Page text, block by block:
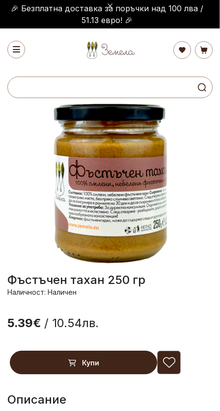
🎉 Безплатна доставка за поръчки над 100 лва /
51.13 евро! 🎉
Фъстъчен тахан 250 гр
Наличност: Наличен
5.39€ / 10.54лв.
Купи
Описание